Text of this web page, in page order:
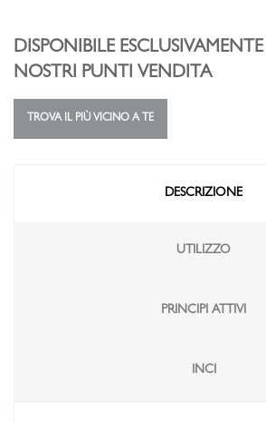
DISPONIBILE ESCLUSIVAMENTE
NOSTRI PUNTI VENDITA
TROVA IL PIÙ VICINO A TE
DESCRIZIONE
UTILIZZO
PRINCIPI ATTIVI
INCI